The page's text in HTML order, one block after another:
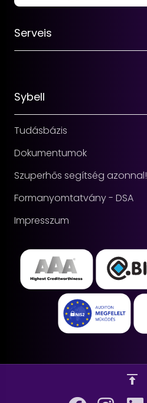
Serveis
Sybell
Tudásbázis
Dokumentumok
Szuperhős segítség azonnal!
Formanyomtatvány - DSA
Impresszum